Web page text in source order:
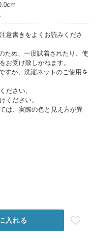
意書きをよくお読みくださ
ため、一度試着されたり、使
お受け致しかねます。
すが、洗濯ネットのご使用を
ださい。
ください。
は、実際の色と見え方が異
入れる